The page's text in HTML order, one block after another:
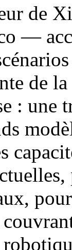
de
—
de
: une